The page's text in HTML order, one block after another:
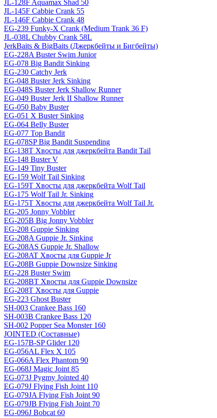
JL-128F Aquamax Shad 50
JL-145F Cabbie Crank 55
JL-146F Cabbie Crank 48
EG-239 Funky-X Crank (Medium Trank 36 F)
JL-038L Chubby Crank 58L
JerkBaits & BigBaits (Джеркбейты и Бигбейты)
EG-228A Buster Swim Junior
EG-078 Big Bandit Sinking
EG-230 Catchy Jerk
EG-048 Buster Jerk Sinking
EG-048S Buster Jerk Shallow Runner
EG-049 Buster Jerk II Shallow Runner
EG-050 Baby Buster
EG-051 X Buster Sinking
EG-064 Belly Buster
EG-077 Top Bandit
EG-078SP Big Bandit Suspending
EG-138T Хвосты для джеркбейта Bandit Tail
EG-148 Buster V
EG-149 Tiny Buster
EG-159 Wolf Tail Sinking
EG-159T Хвосты для джеркбейта Wolf Tail
EG-175 Wolf Tail Jr. Sinking
EG-175T Хвосты для джеркбейта Wolf Tail Jr.
EG-205 Jonny Vobbler
EG-205B Big Jonny Vobbler
EG-208 Guppie Sinking
EG-208A Guppie Jr. Sinking
EG-208AS Guppie Jr. Shallow
EG-208AT Хвосты для Guppie Jr
EG-208B Guppie Downsize Sinking
EG-228 Buster Swim
EG-208BT Хвосты для Guppie Downsize
EG-208T Хвосты для Guppie
EG-223 Ghost Buster
SH-003 Crankee Bass 160
SH-003B Crankee Bass 120
SH-002 Popper Sea Monster 160
JOINTED (Составные)
EG-157B-SP Glider 120
EG-056AL Flex X 105
EG-066A Flex Phantom 90
EG-068J Magic Joint 85
EG-073J Pygmy Jointed 40
EG-079J Flying Fish Joint 110
EG-079JA Flying Fish Joint 90
EG-079JB Flying Fish Joint 70
EG-096J Bobcat 60